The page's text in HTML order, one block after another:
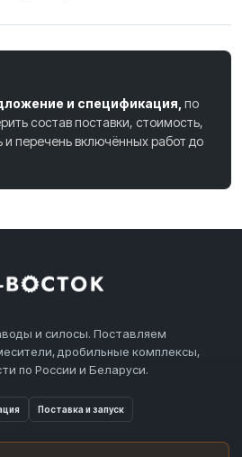
и спецификация, по
состав поставки, стоимость,
и перечень включённых работ до
и силосы. Поставляем
дробильные комплексы,
по России и Беларуси.
Поставка и запуск